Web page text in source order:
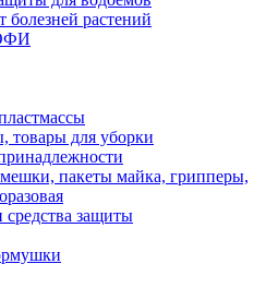
болезней растений
товары для уборки
пакеты майка, грипперы,
средства защиты